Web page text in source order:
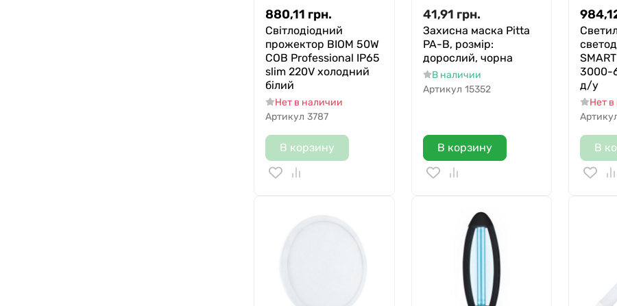
880,11 грн.
Світлодіодний
прожектор BIOM 50W
COB Professional IP65
slim 220V холодний
білий
Нет в наличии
Артикул 3787
В корзину
41,91 грн.
Захисна маска Pitta
PA-B, розмір:
дорослий, чорна
В наличии
Артикул 15352
В корзину
3000-
д/у
Нет в
В